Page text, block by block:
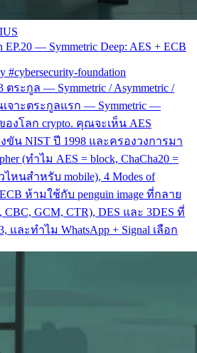
EP.20 — Symmetric Deep: AES + ECB
#cybersecurity-foundation
ตระกูล — Symmetric / Asymmetric /
เจาะตระกูลแรก — Symmetric —
องโลก crypto. คุณจะเห็น AES
น NIST ปี 1998 และครองวงการมา
(ทำไม AES = block, ChaCha20 =
ไหนสำหรับ mobile), 4 Modes of
ห้ามใช้กับ penguin image ที่กลาย
GCM, CTR), DES และ 3DES ที่
และทำไม WhatsApp + Signal เลือก